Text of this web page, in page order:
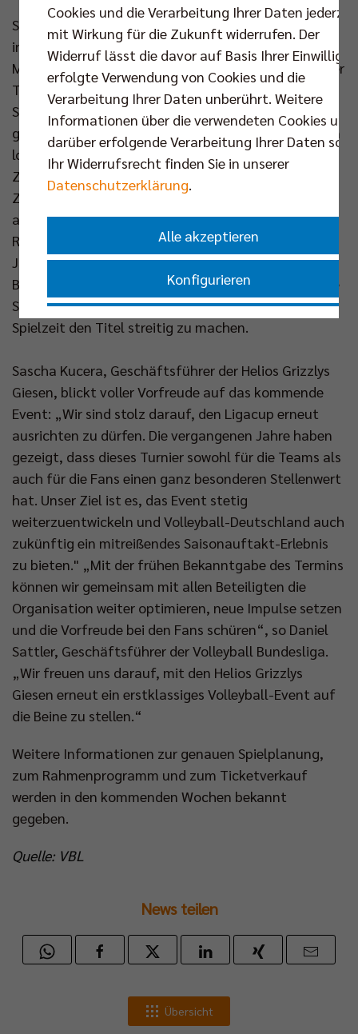
Seit seiner Einführung hat sich der Ligacup als
innovatives und mitreißendes Format etabliert. Die
Mischung aus hochklassigem Volleyball, einzigartiger
Turnieratmosphäre und unmittelbarer Nähe zu den
Stars macht das Event für Fans und Spieler
gleichermaßen besonders. In der vergangenen Saison
lockte das dreitägige Turnier mehr als 4.000
Zuschauende in die Hallen und setzte ein starkes
Zeichen für den Volleyballsport in Deutschland. Als
amtierender Titelträger gehen die BR Volleys ins
Rennen – sie haben den Ligacup seit der Premiere im
Jahr 2022 in jeder Saison für sich entschieden. Die
Bundesliga-Konkurrenz wird alles daransetzen, diese
Serie zu durchbrechen, um ihnen in der kommenden
Spielzeit den Titel streitig zu machen.
Sascha Kucera, Geschäftsführer der Helios Grizzlys
Giesen, blickt voller Vorfreude auf das kommende
Event: „Wir sind stolz darauf, den Ligacup erneut
ausrichten zu dürfen. Die vergangenen Jahre haben
gezeigt, dass dieses Turnier sowohl für die Teams als
auch für die Fans einen ganz besonderen Stellenwert
hat. Unser Ziel ist es, das Event stetig
weiterzuentwickeln und Volleyball-Deutschland auch
zukünftig ein mitreißendes Saisonauftakt-Erlebnis
zu bieten." „Mit der frühen Bekanntgabe des Termins
können wir gemeinsam mit allen Beteiligten die
Organisation weiter optimieren, neue Impulse setzen
und die Vorfreude bei den Fans schüren“, so Daniel
Sattler, Geschäftsführer der Volleyball Bundesliga.
„Wir freuen uns darauf, mit den Helios Grizzlys
Giesen erneut ein erstklassiges Volleyball-Event auf
die Beine zu stellen.“
Weitere Informationen zur genauen Spielplanung,
zum Rahmenprogramm und zum Ticketverkauf
werden in den kommenden Wochen bekannt
gegeben.
Quelle: VBL
News teilen
Übersicht
Cookies und die Verarbeitung Ihrer Daten
mit Wirkung für die Zukunft widerrufen. Der
Widerruf lässt die davor auf Basis Ihrer
erfolgte Verwendung von Cookies und die
Verarbeitung Ihrer Daten unberührt. Weitere
Informationen über die verwendeten Cookies und
darüber erfolgende Verarbeitung Ihrer Daten
Ihr Widerrufsrecht finden Sie in unserer
Datenschutzerklärung.
Alle akzeptieren
Konfigurieren
Nur essenzielle Cookies akzeptieren
Impressum|Datenschutzerklärung